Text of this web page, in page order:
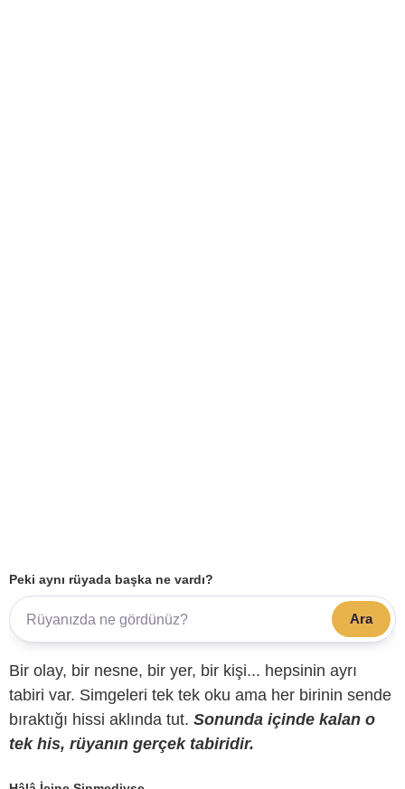
Peki aynı rüyada başka ne vardı?
Ara
Bir olay, bir nesne, bir yer, bir kişi... hepsinin ayrı
tabiri var. Simgeleri tek tek oku ama her birinin sende
bıraktığı hissi aklında tut. Sonunda içinde kalan o
tek his, rüyanın gerçek tabiridir.